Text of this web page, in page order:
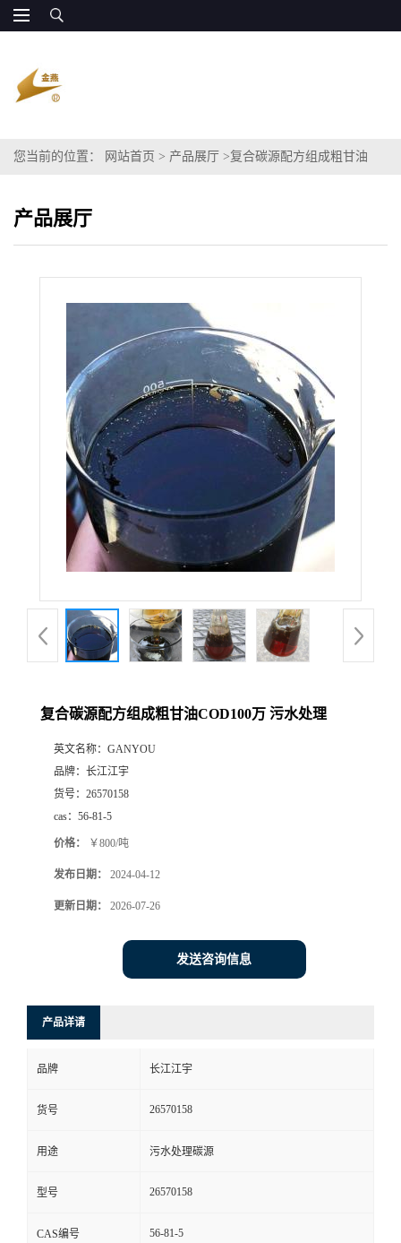
您当前的位置： 网站首页 > 产品展厅 >复合碳源配方组成粗甘油
产品展厅
复合碳源配方组成粗甘油COD100万 污水处理
英文名称： GANYOU
品牌： 长江江宇
货号： 26570158
cas： 56-81-5
价格： ￥800/吨
发布日期： 2024-04-12
更新日期： 2026-07-26
发送咨询信息
产品详请
品牌 长江江宇
货号 26570158
用途 污水处理碳源
型号 26570158
CAS编号 56-81-5